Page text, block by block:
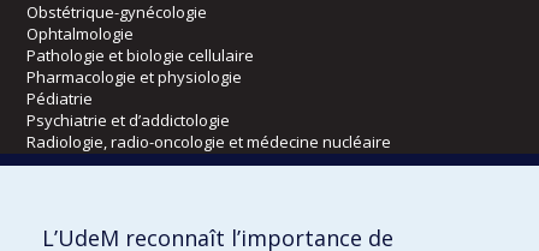
Obstétrique-gynécologie
Ophtalmologie
Pathologie et biologie cellulaire
Pharmacologie et physiologie
Pédiatrie
Psychiatrie et d’addictologie
Radiologie, radio-oncologie et médecine nucléaire
Écoles
L’UdeM reconnaît l’importance de